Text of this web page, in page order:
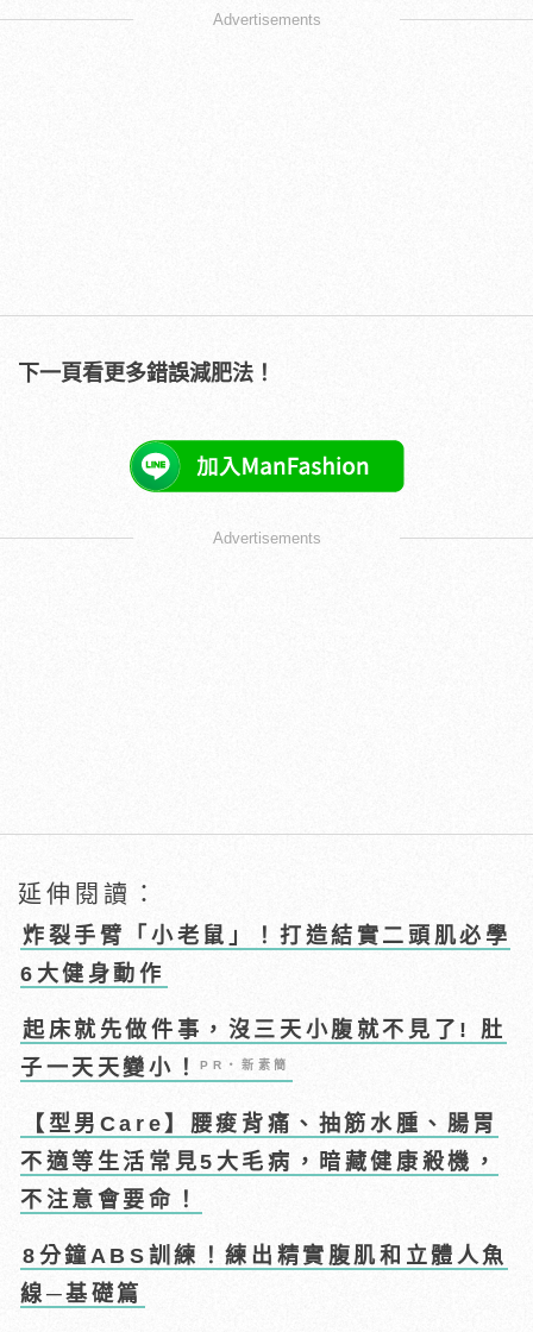
Advertisements
下一頁看更多錯誤減肥法！
Advertisements
延伸閱讀：
炸裂手臂「小老鼠」！打造結實二頭肌必學
6大健身動作
起床就先做件事，沒三天小腹就不見了! 肚
子一天天變小！PR・新素簡
【型男Care】腰痠背痛、抽筋水腫、腸胃
不適等生活常見5大毛病，暗藏健康殺機，
不注意會要命！
8分鐘ABS訓練！練出精實腹肌和立體人魚
線─基礎篇